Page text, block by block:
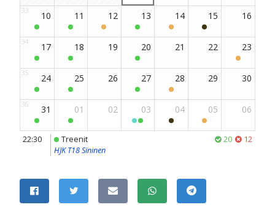
JAA SIVU
Jaa Facebookissa
Jaa TwitterissäJaa sähköpostitse
Jaa WhatsAppissa
Jaa Telegramissa
sivu
kanava